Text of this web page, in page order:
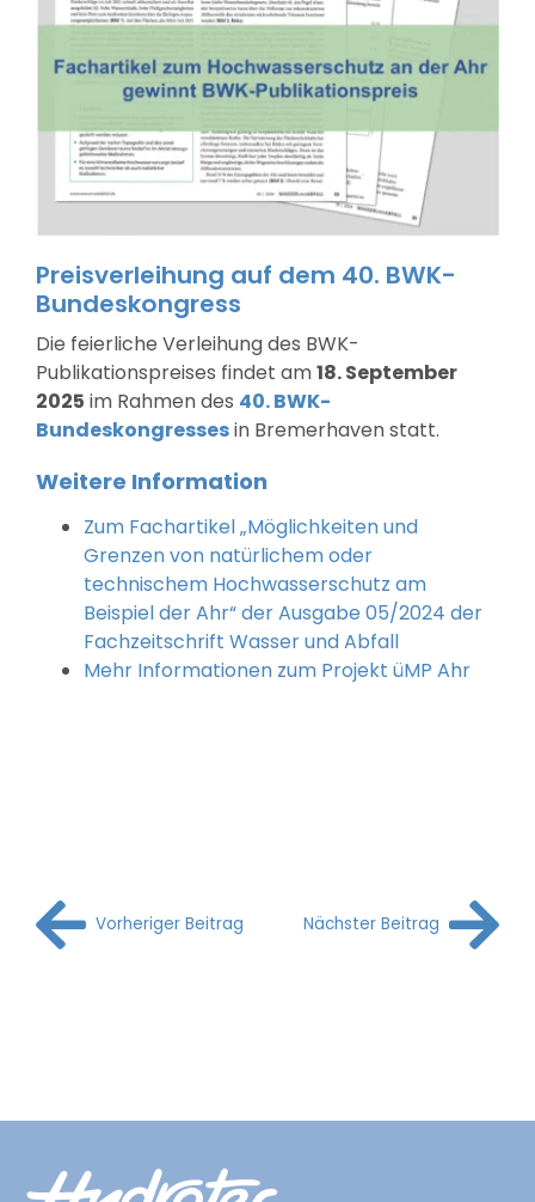
Preisverleihung auf dem 40. BWK-
Bundeskongress
Die feierliche Verleihung des BWK-
Publikationspreises findet am18. September
2025 im Rahmen des 40. BWK-
Bundeskongressesin Bremerhaven statt.
Weitere Information
Zum Fachartikel „Möglichkeiten und
Grenzen von natürlichem oder
technischem Hochwasserschutz am
Beispiel der Ahr“ der Ausgabe 05/2024 der
Fachzeitschrift Wasser und Abfall
Mehr Informationen zum Projekt üMP Ahr
Vorheriger Beitrag Nächster Beitrag